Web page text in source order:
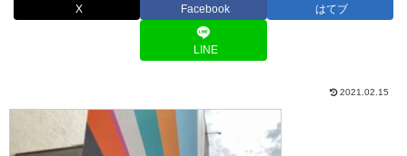
X Facebook はてブ
LINE
2021.02.15